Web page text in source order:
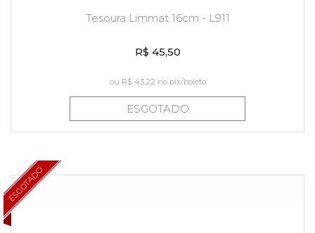
Tesoura Limmat 16cm - L911
R$ 45,50
ou R$ 43,22 no pix/boleto
ESGOTADO
ESGOTADO